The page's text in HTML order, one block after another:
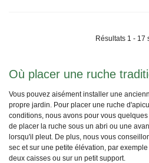
Résultats 1 - 17
Où placer une ruche
Vous pouvez aisément installer une
propre jardin. Pour placer une ruche
conditions, nous avons pour vous
de placer la ruche sous un abri ou une
lorsqu'il pleut. De plus, nous vous
sec et sur une petite élévation, par
deux caisses ou sur un petit support.